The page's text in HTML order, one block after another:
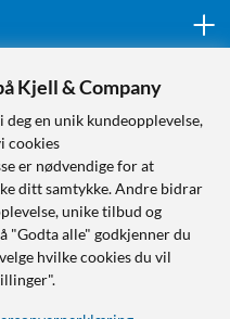
Kjell & Company
en unik kundeopplevelse,
cookies
er nødvendige for at
ditt samtykke. Andre bidrar
unike tilbud og
"Godta alle" godkjenner du
hvilke cookies du vil